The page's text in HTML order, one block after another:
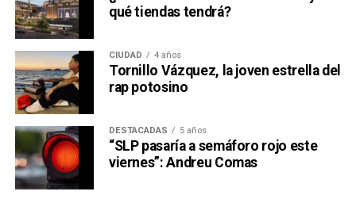
qué tiendas tendrá?
CIUDAD 4 años
Tornillo Vázquez, la joven estrella del
rap potosino
DESTACADAS 5 años
“SLP pasaría a semáforo rojo este
viernes”: Andreu Comas